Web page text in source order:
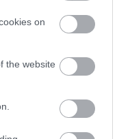
on
the website
οδηγών στον
ημερήσια έξοδα
που δεν
οτιδήποτε
της φαντασίας